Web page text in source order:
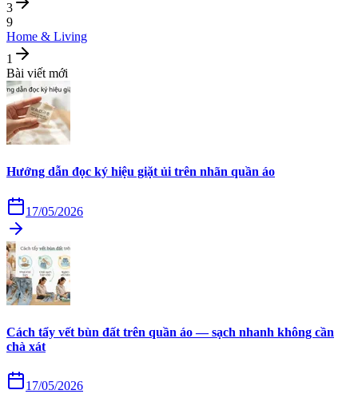
3
9
Home & Living
1
Bài viết mới
Hướng dẫn đọc ký hiệu giặt ủi trên nhãn quần áo
17/05/2026
Cách tẩy vết bùn đất trên quần áo — sạch nhanh không cần
chà xát
17/05/2026